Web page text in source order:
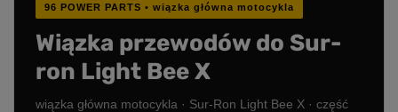
96 POWER PARTS • wiązka główna motocykla
Wiązka przewodów do Sur-
ron Light Bee X
wiązka główna motocykla · Sur-Ron Light Bee X · część